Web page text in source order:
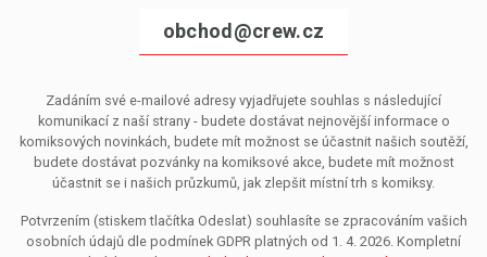
obchod@crew.cz
Zadáním své e-mailové adresy vyjadřujete souhlas s následující
komunikací z naší strany - budete dostávat nejnovější informace o
komiksových novinkách, budete mít možnost se účastnit našich soutěží,
budete dostávat pozvánky na komiksové akce, budete mít možnost
účastnit se i našich průzkumů, jak zlepšit místní trh s komiksy.
Potvrzením (stiskem tlačítka Odeslat) souhlasíte se zpracováním vašich
osobních údajů dle podmínek GDPR platných od 1. 4. 2026. Kompletní